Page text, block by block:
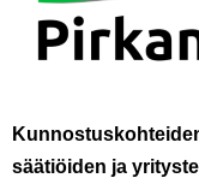
säätiöiden ja